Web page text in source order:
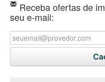
Receba ofertas de
seu e-mail: